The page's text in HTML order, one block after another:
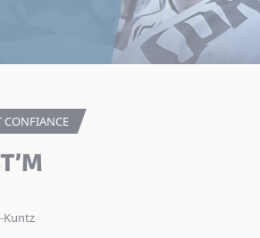
CONFIANCE
Kuntz